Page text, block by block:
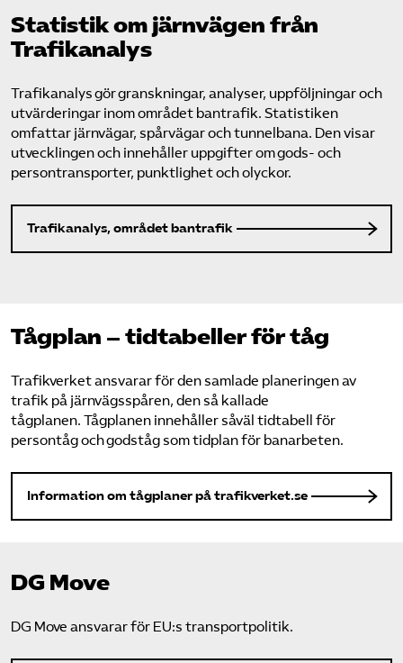
Statistik om järnvägen från
Trafikanalys
Trafikanalys gör granskningar, analyser, uppföljningar och
utvärderingar inom området bantrafik. Statistiken
omfattar järnvägar, spårvägar och tunnelbana. Den visar
utvecklingen och innehåller uppgifter om gods- och
persontransporter, punktlighet och olyckor.
Trafikanalys, området bantrafik
Tågplan – tidtabeller för tåg
Trafikverket ansvarar för den samlade planeringen av
trafik på järnvägsspåren, den så kallade
tågplanen. Tågplanen innehåller såväl tidtabell för
persontåg och godståg som tidplan för banarbeten.
Information om tågplaner på trafikverket.se
DG Move
DG Move ansvarar för EU:s transportpolitik.